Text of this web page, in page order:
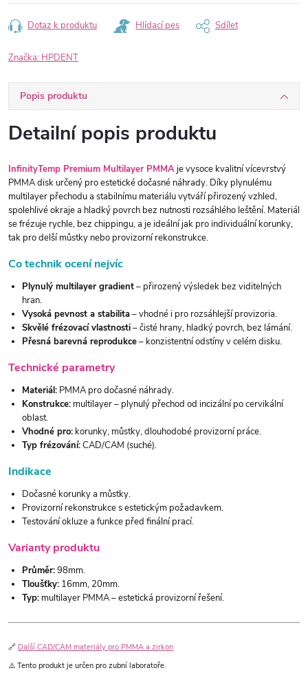
Dotaz k produktu Hlídací pes Sdílet
Značka: HPDENT
Popis produktu
Detailní popis produktu
InfinityTemp Premium Multilayer PMMAje vysoce kvalitní vícevrstvý
PMMA disk určený pro estetické dočasné náhrady. Díky plynulému
multilayer přechodu a stabilnímu materiálu vytváří přirozený vzhled,
spolehlivé okraje a hladký povrch bez nutnosti rozsáhlého leštění. Materiál
se frézuje rychle, bez chippingu, a je ideální jak pro individuální korunky,
tak pro delší můstky nebo provizorní rekonstrukce.
Co technik ocení nejvíc
Plynulý multilayer gradient– přirozený výsledek bez viditelných
hran.
Vysoká pevnost a stabilita– vhodné i pro rozsáhlejší provizoria.
Skvělé frézovací vlastnosti– čisté hrany, hladký povrch, bez lámání.
Přesná barevná reprodukce– konzistentní odstíny v celém disku.
Technické parametry
Materiál: PMMA pro dočasné náhrady.
Konstrukce: multilayer – plynulý přechod od incizální po cervikální
oblast.
Vhodné pro: korunky, můstky, dlouhodobé provizorní práce.
Typ frézování:CAD/CAM (suché).
Indikace
Dočasné korunky a můstky.
Provizorní rekonstrukce s estetickým požadavkem.
Testování okluze a funkce před finální prací.
Varianty produktu
Průměr:98mm.
Tloušťky: 16mm, 20mm.
Typ: multilayer PMMA – estetická provizorní řešení.
🔗 Další CAD/CAM materiály pro PMMA a zirkon
⚠️ Tento produkt je určen pro zubní laboratoře.